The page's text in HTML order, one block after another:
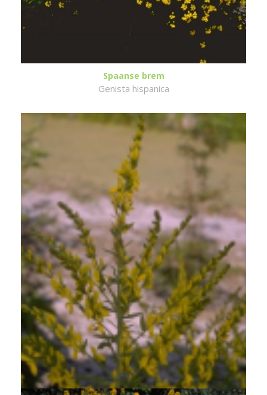
Spaanse brem
Genista hispanica
Verfbrem
Genista tinctoria